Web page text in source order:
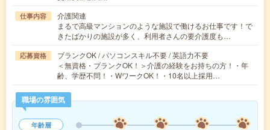
仕事内容
介護関連
まるで高級マンションのような施設で働けるお仕事です！で
きたばかりの施設が多く、利用者さんの要介護度も…
応募資格
ブランクOK / パソコンスキル不要 / 英語力不要
＜無資格・ブランクOK！＞介護の経験をお持ちの方！・年
齢、学歴不問！・WワークOK！・10名以上採用…
職場の雰囲気
年齢層